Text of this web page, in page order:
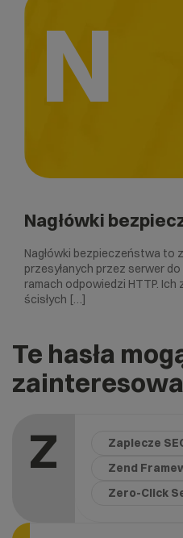
N
Nagłówki
Nagłówki bezpieczeństwa to
przesyłanych przez serwer
ramach odpowiedzi HTTP.
ścisłych […]
Te hasła
Z
Zaplecze
Zend
Zero-Click